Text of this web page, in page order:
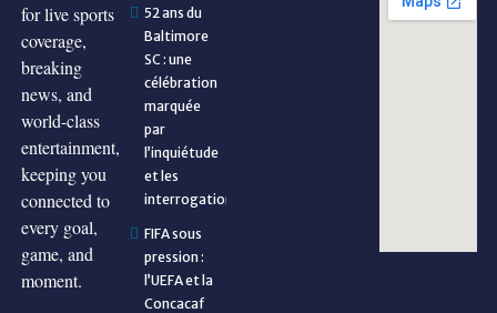
for live sports
coverage,
breaking
news, and
world-class
entertainment,
keeping you
connected to
every goal,
game, and
moment.
52 ans du
Baltimore
SC : une
célébration
marquée
par
l’inquiétude
et les
interrogations
FIFA sous
pression :
l’UEFA et la
Concacaf